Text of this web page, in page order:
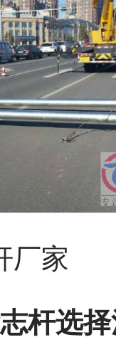
厂家
杆选